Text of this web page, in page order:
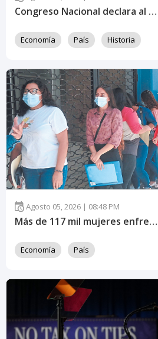
Congreso Nacional declara al municipio de San Esteban como ciudad
Economía País Historia
Agosto 05, 2026 | 08:48 PM
Más de 117 mil mujeres enfrentan dificultades para acceder a un empleo en Honduras
Economía País